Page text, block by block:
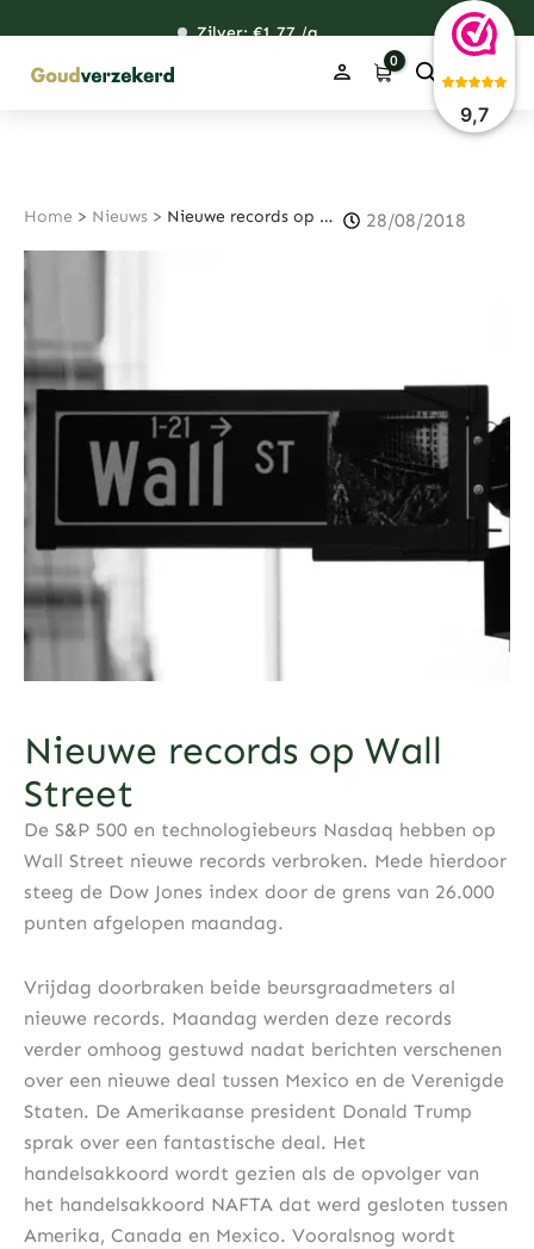
9,7
120,76
Zilver: €1,77/g
48,59
38,39
Home > Nieuws > Nieuwe records op Wall Street 28/08/2018
Nieuwe records op Wall
Street
De S&P 500 en technologiebeurs Nasdaq hebben op
Wall Street nieuwe records verbroken. Mede hierdoor
steeg de Dow Jones index door de grens van 26.000
punten afgelopen maandag.
Vrijdag doorbraken beide beursgraadmeters al
nieuwe records. Maandag werden deze records
verder omhoog gestuwd nadat berichten verschenen
over een nieuwe deal tussen Mexico en de Verenigde
Staten. De Amerikaanse president Donald Trump
sprak over een fantastische deal. Het
handelsakkoord wordt gezien als de opvolger van
het handelsakkoord NAFTA dat werd gesloten tussen
Amerika, Canada en Mexico. Vooralsnog wordt